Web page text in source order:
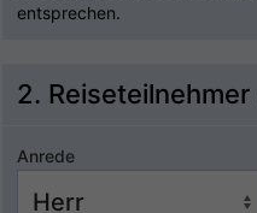
entsprechen.
2. Reiseteilnehmer
Anrede